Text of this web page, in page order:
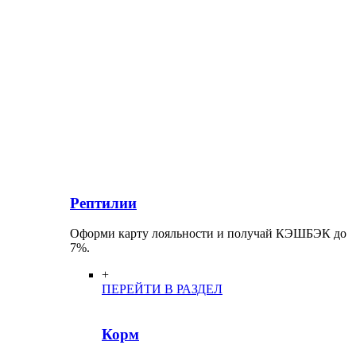
Рептилии
Оформи карту лояльности и получай КЭШБЭК до
7%.
+
ПЕРЕЙТИ В РАЗДЕЛ
Корм